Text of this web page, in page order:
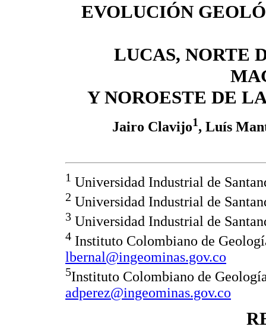
EVOLUCIÓN
LUCAS, NORTE
Y NOROESTE DE
Jairo Clavijo1, Luís
1 Universidad Industrial de
2 Universidad Industrial de
3 Universidad Industrial de
4 Instituto Colombiano de
lbernal@ingeominas.gov.co
5Instituto Colombiano de
adperez@ingeominas.gov.co